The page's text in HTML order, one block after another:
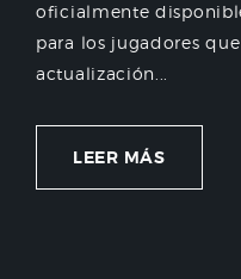
oficialmente
para los jugadores
actualización...
LEER MÁS